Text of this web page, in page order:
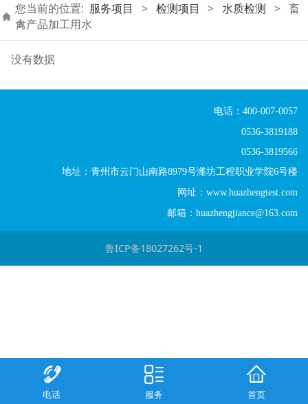
您当前的位置: 服务项目 > 检测项目 > 水质检测 > 畜
禽产品加工用水
没有数据
电话：400-007-0057
0536-3819188
0536-3819566
地址：青州市云门山南路8979号潍坊工程职业学院6号楼
网址：www.huazhengtest.com
邮箱：huazhengjiance@163.com
鲁ICP备18027262号-1
电话 服务 首页